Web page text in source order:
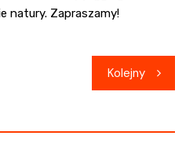
natury. Zapraszamy!
Kolejny